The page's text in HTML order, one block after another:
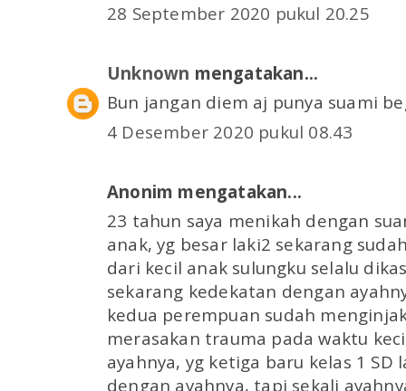
28 September 2020 pukul 20.25
Unknown mengatakan...
Bun jangan diem aj punya suami
4 Desember 2020 pukul 08.43
Anonim mengatakan...
23 tahun saya menikah dengan
anak, yg besar laki2 sekarang
dari kecil anak sulungku selalu
sekarang kedekatan dengan
kedua perempuan sudah
merasakan trauma pada waktu
ayahnya, yg ketiga baru kelas 1
dengan ayahnya, tapi sekali